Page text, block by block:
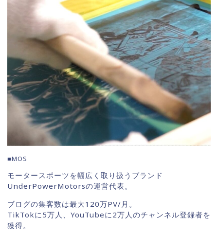
■MOS
モータースポーツを幅広く取り扱うブランド
UnderPowerMotorsの運営代表。
ブログの集客数は最大120万PV/月。
TikTokに5万人、YouTubeに2万人のチャンネル登録者を
獲得。